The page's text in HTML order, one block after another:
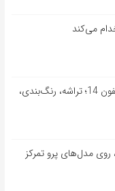
می‌کند
افشای جزئیات جدیدی از سری آیفون 14؛ تراشه، رنگ‌بندی،
اپل در تولید اولیه سری آیفون 14، روی مدل‌های پرو تمرکز